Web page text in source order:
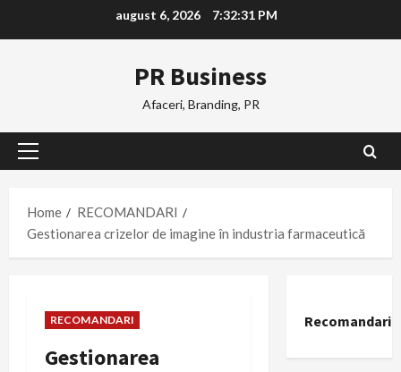
august 6, 2026 7:32:32 PM
PR Business
Afaceri, Branding, PR
Primary
Home
RECOMANDARI
Gestionarea crizelor de imagine în industria farmaceutică
RECOMANDARI
Gestionarea
Recomandari